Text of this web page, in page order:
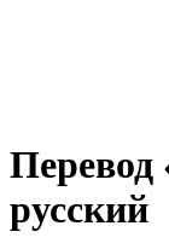
Перевод
русский